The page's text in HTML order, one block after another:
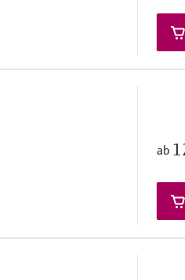
ab